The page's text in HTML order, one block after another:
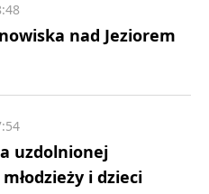
nad Jeziorem
uzdolnionej
i dzieci